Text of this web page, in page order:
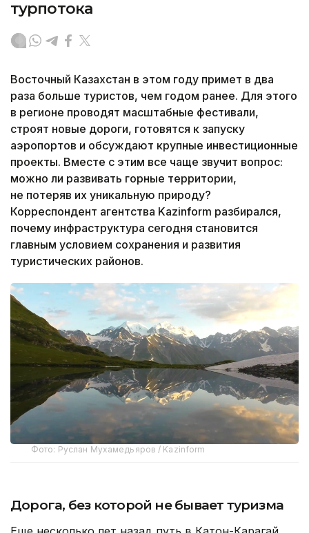
турпотока
Восточный Казахстан в этом году примет в два
раза больше туристов, чем годом ранее. Для этого
в регионе проводят масштабные фестивали,
строят новые дороги, готовятся к запуску
аэропортов и обсуждают крупные инвестиционные
проекты. Вместе с этим все чаще звучит вопрос:
можно ли развивать горные территории,
не потеряв их уникальную природу?
Корреспондент агентства Kazinform разбирался,
почему инфраструктура сегодня становится
главным условием сохранения и развития
туристических районов.
Фото: Руслан Мухамедьяров / Kazinform
Дорога, без которой не бывает туризма